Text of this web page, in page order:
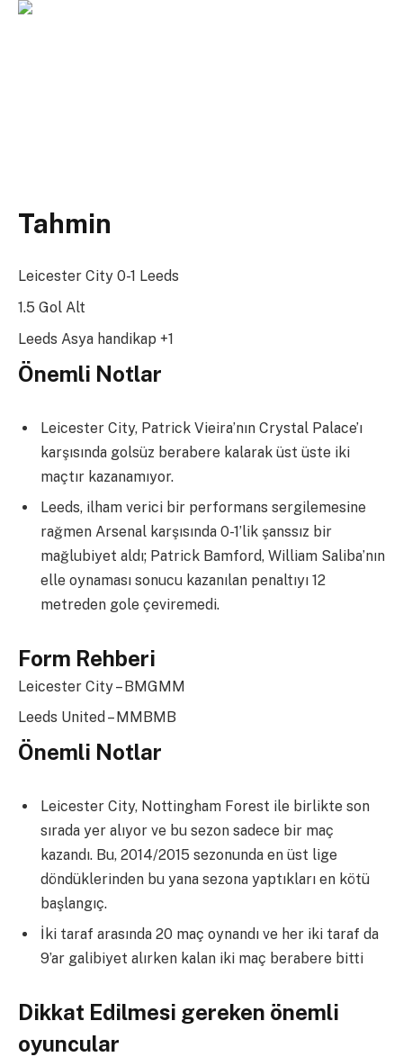
Tahmin
Leicester City 0-1 Leeds
1.5 Gol Alt
Leeds Asya handikap +1
Önemli Notlar
Leicester City, Patrick Vieira’nın Crystal Palace’ı
karşısında golsüz berabere kalarak üst üste iki
maçtır kazanamıyor.
Leeds, ilham verici bir performans sergilemesine
rağmen Arsenal karşısında 0-1’lik şanssız bir
mağlubiyet aldı; Patrick Bamford, William Saliba’nın
elle oynaması sonucu kazanılan penaltıyı 12
metreden gole çeviremedi.
Form Rehberi
Leicester City – BMGMM
Leeds United – MMBMB
Önemli Notlar
Leicester City, Nottingham Forest ile birlikte son
sırada yer alıyor ve bu sezon sadece bir maç
kazandı. Bu, 2014/2015 sezonunda en üst lige
döndüklerinden bu yana sezona yaptıkları en kötü
başlangıç.
İki taraf arasında 20 maç oynandı ve her iki taraf da
9’ar galibiyet alırken kalan iki maç berabere bitti
Dikkat Edilmesi gereken önemli
oyuncular